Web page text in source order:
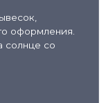
оформления.
солнце со